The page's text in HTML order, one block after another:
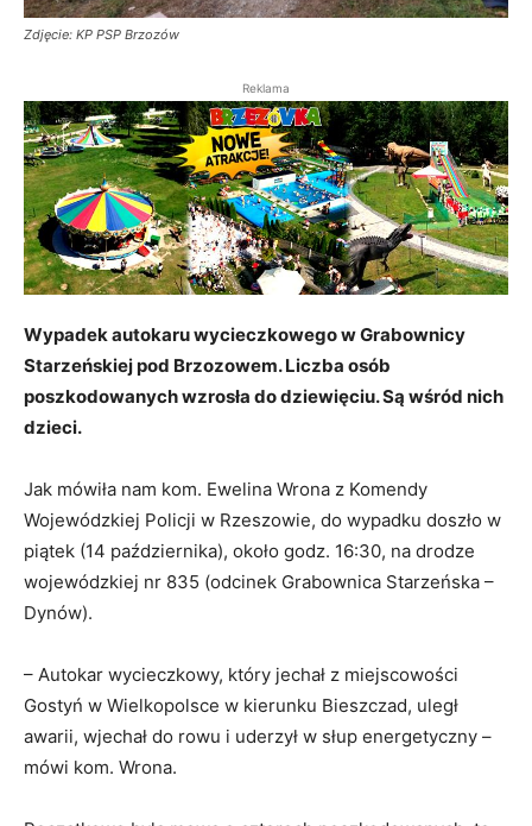
Zdjęcie: KP PSP Brzozów
Reklama
Wypadek autokaru wycieczkowego w Grabownicy
Starzeńskiej pod Brzozowem. Liczba osób
poszkodowanych wzrosła do dziewięciu. Są wśród nich
dzieci.
Jak mówiła nam kom. Ewelina Wrona z Komendy
Wojewódzkiej Policji w Rzeszowie, do wypadku doszło w
piątek (14 października), około godz. 16:30, na drodze
wojewódzkiej nr 835 (odcinek Grabownica Starzeńska –
Dynów).
– Autokar wycieczkowy, który jechał z miejscowości
Gostyń w Wielkopolsce w kierunku Bieszczad, uległ
awarii, wjechał do rowu i uderzył w słup energetyczny –
mówi kom. Wrona.